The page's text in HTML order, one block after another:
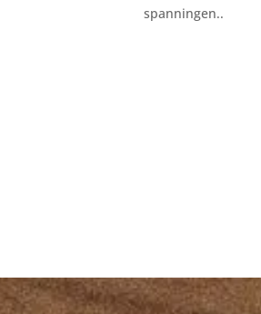
spanningen..